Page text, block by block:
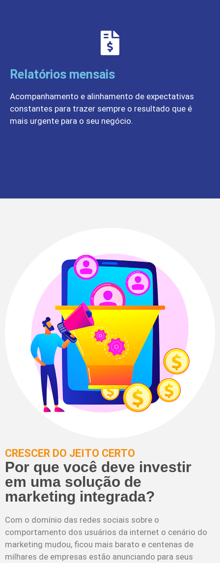
Relatórios mensais
Acompanhamento e alinhamento de expectativas
constantes para trazer sempre o resultado que é
mais urgente para o seu negócio.
CRESCER DO JEITO CERTO
Por que você deve investir
em uma solução de
marketing integrada?
Com o domínio das redes sociais sobre o
comportamento dos usuários da internet o cenário do
marketing mudou, ficou mais barato e centenas de
milhares de empresas estão anunciando para seus